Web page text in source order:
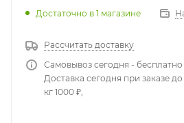
Достаточно в 1 магазине
Рассчитать доставку
Самовывоз сегодня - бесплатно
Доставка сегодня при заказе до
кг 1000 ₽,